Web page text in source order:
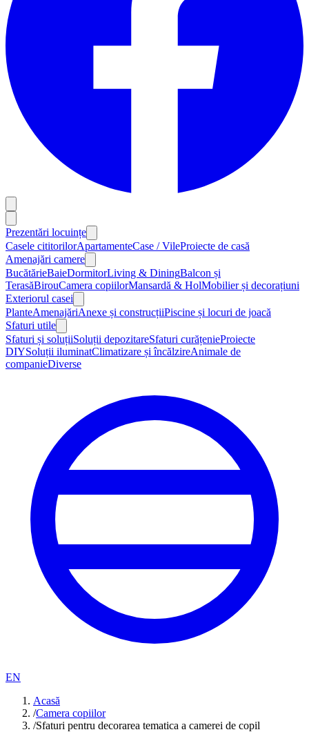
Prezentări locuințe
Casele cititorilorApartamenteCase / VileProiecte de casă
Amenajări camere
BucătărieBaieDormitorLiving & DiningBalcon și
TerasăBirouCamera copiilorMansardă & HolMobilier și decorațiuni
Exteriorul casei
PlanteAmenajăriAnexe și construcțiiPiscine și locuri de joacă
Sfaturi utile
Sfaturi și soluțiiSoluții depozitareSfaturi curățenieProiecte
DIYSoluții iluminatClimatizare și încălzireAnimale de
companieDiverse
EN
Acasă
/Camera copiilor
/Sfaturi pentru decorarea tematica a camerei de copil